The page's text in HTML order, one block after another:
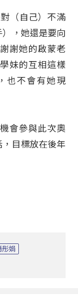
（自己）不滿
，她還是要向
謝她的啟蒙老
妹的互相這樣
也不會有她現
會參與此次奧
目標放在後年
彤娟